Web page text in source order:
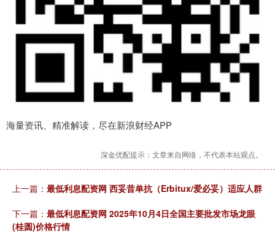
海量资讯、精准解读，尽在新浪财经APP
深金优配提示：文章来自网络，不代表本站观点。
上一篇： 最低利息配资网 西妥昔单抗（Erbitux/爱必妥）适应人群
下一篇： 最低利息配资网 2025年10月4日全国主要批发市场龙眼
(桂圆)价格行情